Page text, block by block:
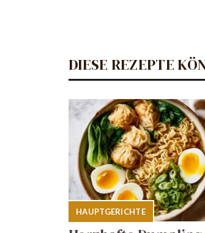
DIESE REZEPTE
HAUPTGERICHTE